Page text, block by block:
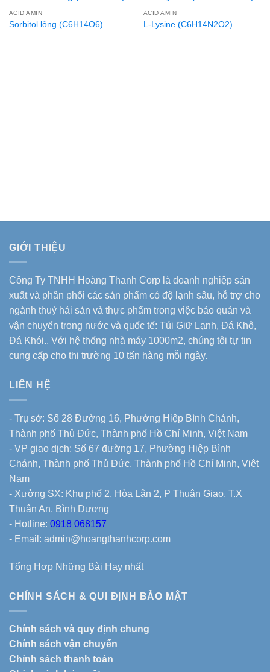
ACID AMIN
Sorbitol lỏng (C6H14O6)
ACID AMIN
L-Lysine (C6H14N2O2)
GIỚI THIỆU
Công Ty TNHH Hoàng Thanh Corp là doanh nghiệp sản
xuất và phân phối các sản phẩm có độ lạnh sâu, hỗ trợ cho
ngành thuỷ hải sản và thực phẩm trong việc bảo quản và
vận chuyển trong nước và quốc tế: Túi Giữ Lạnh, Đá Khô,
Đá Khói.. Với hệ thống nhà máy 1000m2, chúng tôi tự tin
cung cấp cho thị trường 10 tấn hàng mỗi ngày.
LIÊN HỆ
- Trụ sở: Số 28 Đường 16, Phường Hiệp Bình Chánh,
Thành phố Thủ Đức, Thành phố Hồ Chí Minh, Việt Nam
- VP giao dịch: Số 67 đường 17, Phường Hiệp Bình
Chánh, Thành phố Thủ Đức, Thành phố Hồ Chí Minh, Việt
Nam
- Xưởng SX: Khu phố 2, Hòa Lân 2, P Thuận Giao, T.X
Thuận An, Bình Dương
- Hotline: 0918 068157
- Email: admin@hoangthanhcorp.com
Tổng Hợp Những Bài Hay nhất
CHÍNH SÁCH & QUI ĐỊNH BẢO MẬT
Chính sách và quy định chung
Chính sách vận chuyển
Chính sách thanh toán